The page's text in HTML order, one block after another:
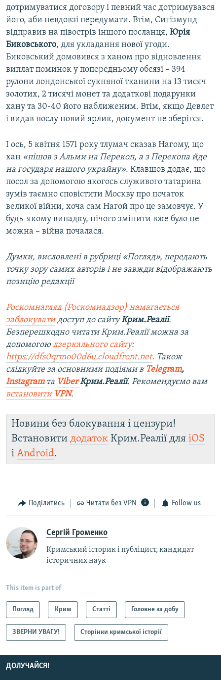
дотримуватися договору і певний час дотримувався
його, аби невдовзі передумати. Втім, Сигізмунд
відправив на півострів іншого посланця, Юрія
Биковського, для укладання нової угоди.
Биковський домовився з ханом про відновлення
виплат поминок у попередньому обсязі – 394
рулони лондонської сукняної тканини на 13 тисяч
золотих, 2 тисячі монет та додаткові подарунки
хану та 30-40 його наближеним. Втім, якщо Девлет
і видав послу новий ярлик, документ не зберігся.
І ось, 5 квітня 1571 року тлумач сказав Нагому, що
хан «пішов з Альми на Перекоп, а з Перекопа йде
на государя нашого украйну». Клавшов додає, що
посол за допомогою якогось служивого татарина
зумів таємно сповістити Москву про початок
великої війни, хоча сам Нагой про це замовчує. У
будь-якому випадку, нічого змінити вже було не
можна – війна почалася.
Думки, висловлені в рубриці «Погляд», передають
точку зору самих авторів і не завжди відображають
позицію редакції
Роскомнагляд (Роскомнадзор) намагається
заблокуватидоступ до сайтуКрим.Реалії.
Безперешкодно читати Крим.Реалії можна за
допомогою дзеркального сайту:
https://dfs0qrmo00d6u.cloudfront.net. Також
слідкуйте за основними подіями в Telegram,
Instagramта ViberКрим.Реалії. Рекомендуємо вам
встановити VPN.
Новини без блокування і цензури!
Встановити додаток Крим.Реалії для iOS
і Android.
Поділитись Читати без VPN Follow us
Сергій Громенко
Кримський історик і публіцист, кандидат
історичних наук
This item is part of
Погляд Крим Статті Головне за добу
ЗВЕРНИ УВАГУ! Сторінки кримської історії
ДОЛУЧАЙСЯ!